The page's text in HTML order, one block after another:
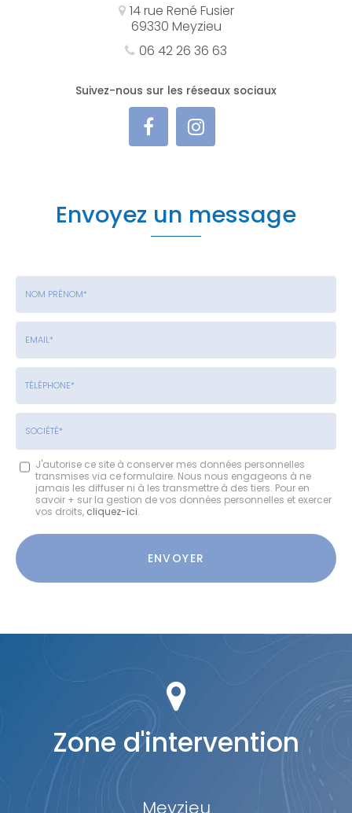
14 rue René Fusier
69330 Meyzieu
06 42 26 36 63
Suivez-nous sur les réseaux sociaux
Envoyez un message
Nom
Prénom
*
Email
*
Tél.
SociétéJ'autorise ce site à conserver mes données personnelles
transmises via ce formulaire. Nous nous engageons à ne
jamais les diffuser ni à les transmettre à des tiers. Pour en
savoir + sur la gestion de vos données personnelles et exercer
vos droits, cliquez-ici.
Acceptation
RGPD
*
ENVOYER
Zone d'intervention
Meyzieu